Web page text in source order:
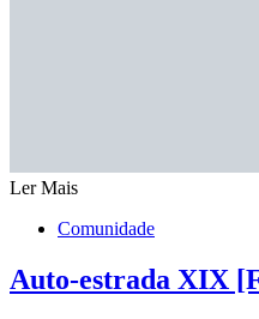
Ler Mais
Comunidade
Auto-estrada XIX